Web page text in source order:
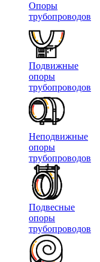
Опоры
трубопроводов
Подвижные
опоры
трубопроводов
Неподвижные
опоры
трубопроводов
Подвесные
опоры
трубопроводов